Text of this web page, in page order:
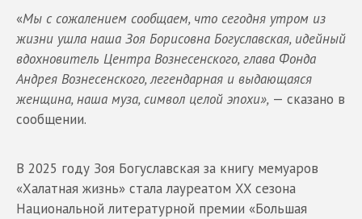
«Мы с сожалением сообщаем, что сегодня утром из
жизни ушла наша Зоя Борисовна Богуславская, идейный
вдохновитель Центра Вознесенского, глава Фонда
Андрея Вознесенского, легендарная и выдающаяся
женщина, наша муза, символ целой эпохи», — сказано в
сообщении.
В 2025 году Зоя Богуславская за книгу мемуаров
«Халатная жизнь» стала лауреатом XX сезона
Национальной литературной премии «Большая